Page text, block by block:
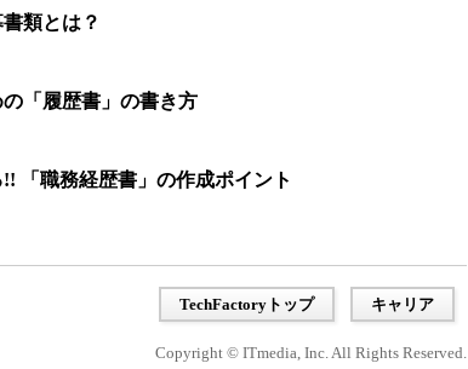
類とは？
「履歴書」の書き方
「職務経歴書」の作成ポイント
TechFactoryトップ キャリア
Copyright © ITmedia, Inc. All Rights Reserved.